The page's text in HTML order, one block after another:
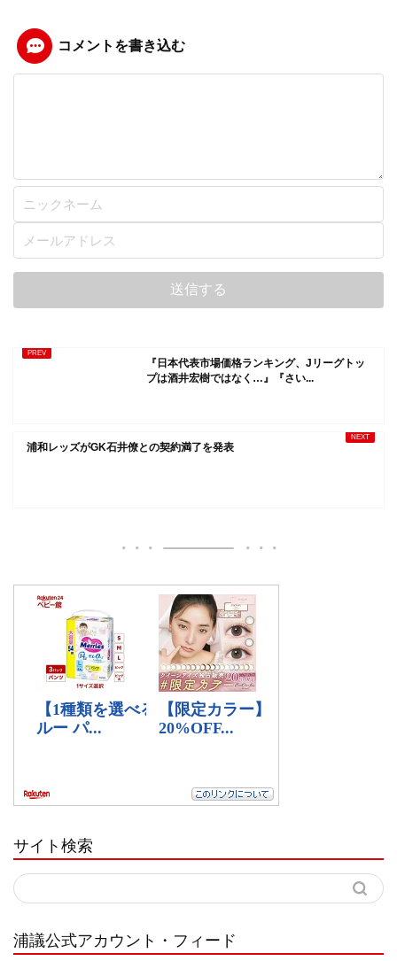
コメントを書き込む
『日本代表市場価格ランキング、Jリーグトッ
プは酒井宏樹ではなく…』『さい...
浦和レッズがGK石井僚との契約満了を発表
サイト検索
浦議公式アカウント・フィード